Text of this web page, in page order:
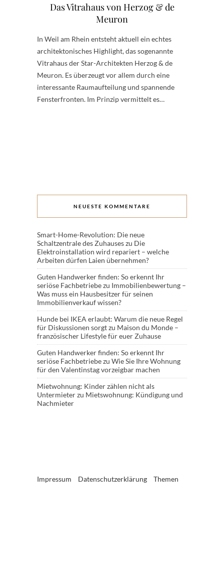
Das Vitrahaus von Herzog & de
Meuron
In Weil am Rhein entsteht aktuell ein echtes
architektonisches Highlight, das sogenannte
Vitrahaus der Star-Architekten Herzog & de
Meuron. Es überzeugt vor allem durch eine
interessante Raumaufteilung und spannende
Fensterfronten. Im Prinzip vermittelt es…
NEUESTE KOMMENTARE
Smart-Home-Revolution: Die neue
Schaltzentrale des Zuhauseszu Die
Elektroinstallation wird repariert – welche
Arbeiten dürfen Laien übernehmen?
Guten Handwerker finden: So erkennt Ihr
seriöse Fachbetriebezu Immobilienbewertung –
Was muss ein Hausbesitzer für seinen
Immobilienverkauf wissen?
Hunde bei IKEA erlaubt: Warum die neue Regel
für Diskussionen sorgtzu Maison du Monde –
französischer Lifestyle für euer Zuhause
Guten Handwerker finden: So erkennt Ihr
seriöse Fachbetriebezu Wie Sie Ihre Wohnung
für den Valentinstag vorzeigbar machen
Mietwohnung: Kinder zählen nicht als
Untermieterzu Mietswohnung: Kündigung und
Nachmieter
Impressum Datenschutzerklärung Themen